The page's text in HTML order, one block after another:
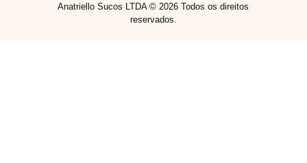
Anatriello Sucos LTDA © 2026 Todos os direitos
reservados.